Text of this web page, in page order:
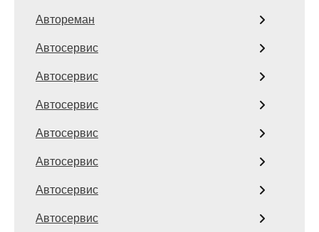
Автореман
Автосервис
Автосервис
Автосервис
Автосервис
Автосервис
Автосервис
Автосервис